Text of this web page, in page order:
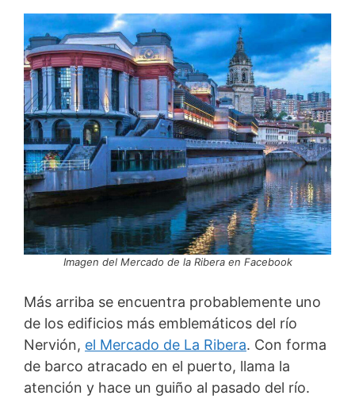
Imagen del Mercado de la Ribera en Facebook
Más arriba se encuentra probablemente uno
de los edificios más emblemáticos del río
Nervión, el Mercado de La Ribera. Con forma
de barco atracado en el puerto, llama la
atención y hace un guiño al pasado del río.